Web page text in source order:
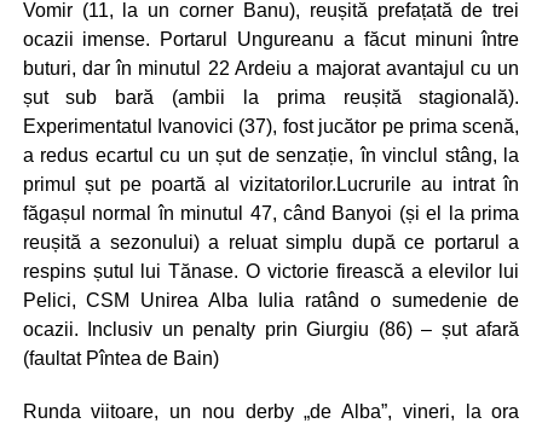
Vomir (11, la un corner Banu), reușită prefațată de trei
ocazii imense. Portarul Ungureanu a făcut minuni între
buturi, dar în minutul 22 Ardeiu a majorat avantajul cu un
șut sub bară (ambii la prima reușită stagională).
Experimentatul Ivanovici (37), fost jucător pe prima scenă,
a redus ecartul cu un șut de senzație, în vinclul stâng, la
primul șut pe poartă al vizitatorilor.Lucrurile au intrat în
făgașul normal în minutul 47, când Banyoi (și el la prima
reușită a sezonului) a reluat simplu după ce portarul a
respins șutul lui Tănase. O victorie firească a elevilor lui
Pelici, CSM Unirea Alba Iulia ratând o sumedenie de
ocazii. Inclusiv un penalty prin Giurgiu (86) – șut afară
(faultat Pîntea de Bain)
Runda viitoare, un nou derby „de Alba”, vineri, la ora